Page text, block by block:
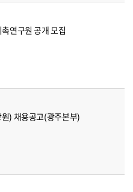
연구원 공개 모집
) 채용공고(광주본부)